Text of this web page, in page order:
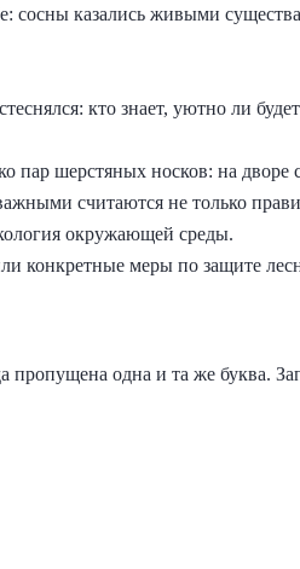
сосны казались живыми
кто знает, уютно ли
шерстяных носков: на дворе
считаются не только
окружающей среды.
конкретные меры по защите
пропущена одна и та же буква.